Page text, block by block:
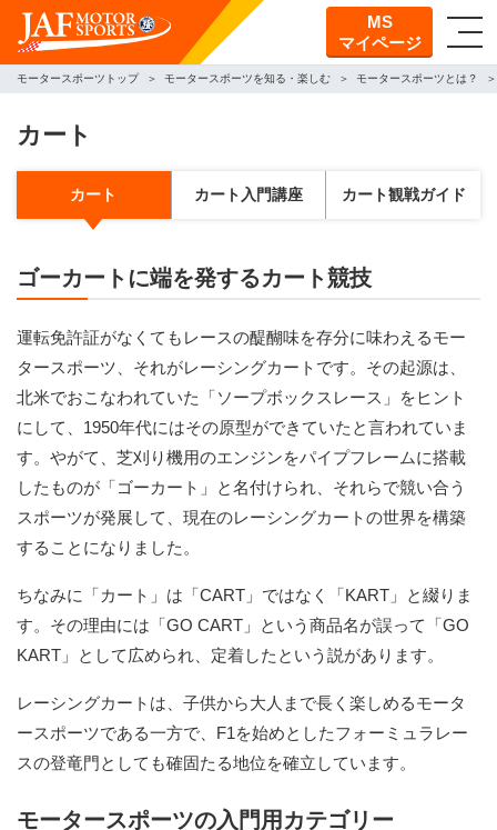
MS
マイページ
モータースポーツトップ モータースポーツを知る・楽しむ モータースポーツとは？
カート
カート カート入門講座 カート観戦ガイド
ゴーカートに端を発するカート競技
運転免許証がなくてもレースの醍醐味を存分に味わえるモー
タースポーツ、それがレーシングカートです。その起源は、
北米でおこなわれていた「ソープボックスレース」をヒント
にして、1950年代にはその原型ができていたと言われていま
す。やがて、芝刈り機用のエンジンをパイプフレームに搭載
したものが「ゴーカート」と名付けられ、それらで競い合う
スポーツが発展して、現在のレーシングカートの世界を構築
することになりました。
ちなみに「カート」は「CART」ではなく「KART」と綴りま
す。その理由には「GO CART」という商品名が誤って「GO
KART」として広められ、定着したという説があります。
レーシングカートは、子供から大人まで長く楽しめるモータ
ースポーツである一方で、F1を始めとしたフォーミュラレー
スの登竜門としても確固たる地位を確立しています。
モータースポーツの入門用カテゴリー